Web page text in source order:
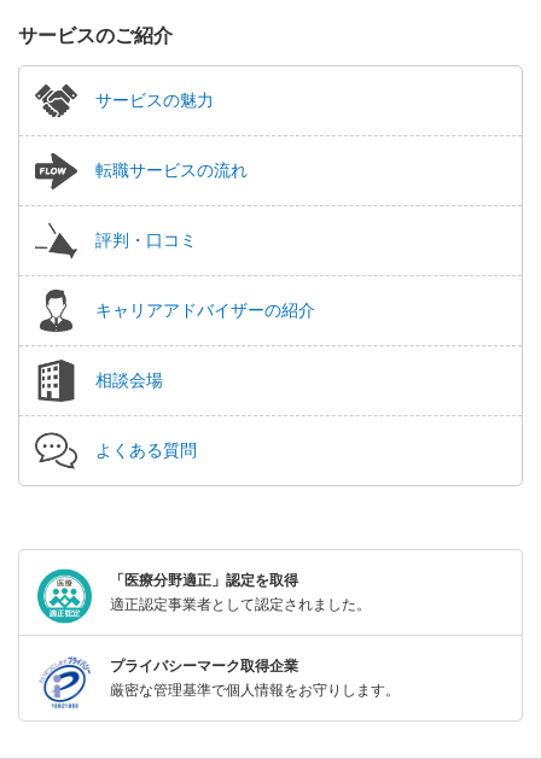
サービスのご紹介
サービスの魅力
転職サービスの流れ
評判・口コミ
キャリアアドバイザーの紹介
相談会場
よくある質問
「医療分野適正」認定を取得
適正認定事業者として認定されました。
プライバシーマーク取得企業
厳密な管理基準で個人情報をお守りします。